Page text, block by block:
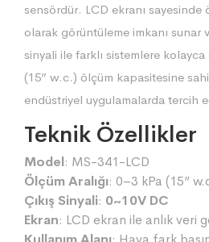
sensördür. LCD ekranı sayesinde
olarak görüntüleme imkanı sunar
sinyali ile farklı sistemlere
(15” w.c.) ölçüm kapasitesine
endüstriyel uygulamalarda tercih
Teknik Özellikler
Model: MS-341-LCD
Ölçüm Aralığı: 0–3 kPa (15”
Çıkış Sinyali: 0~10V DC
Ekran: LCD ekran ile anlık veri